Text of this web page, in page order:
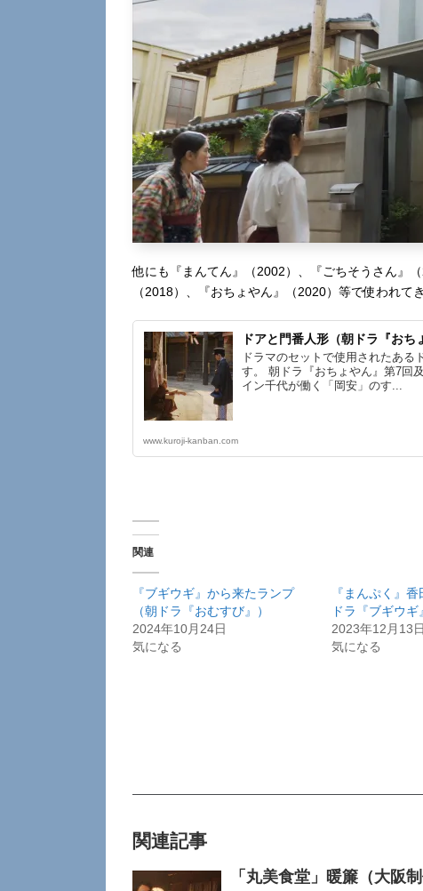
他にも『まんてん』（2002）、『ごちそうさん』
（2018）、『おちょやん』（2020）等で使われて
ドアと門番人形（朝ドラ『おち
ドラマのセットで使用されたある
す。 朝ドラ『おちょやん』第7回
イン千代が働く「岡安」のす...
www.kuroji-kanban.com
関連
『ブギウギ』から来たランプ
（朝ドラ『おむすび』）
2024年10月24日
気になる
『まんぷく』
ドラ『ブギウギ
2023年12月13日
気になる
関連記事
「丸美食堂」暖簾（大阪